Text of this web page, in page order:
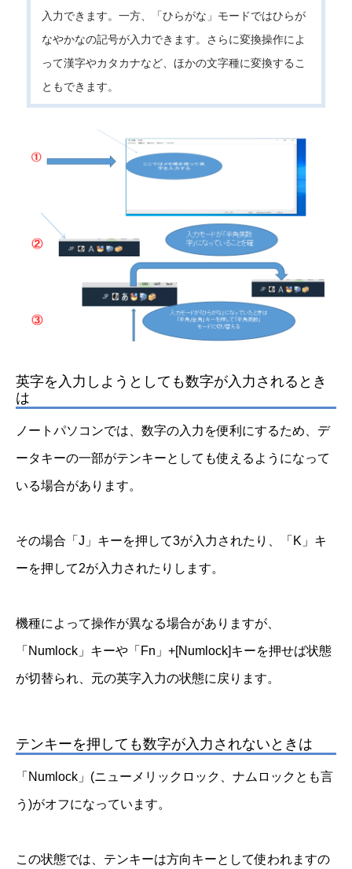
入力できます。一方、「ひらがな」モードではひらが
なやかなの記号が入力できます。さらに変換操作によ
って漢字やカタカナなど、ほかの文字種に変換するこ
ともできます。
英字を入力しようとしても数字が入力されるとき
は
ノートパソコンでは、数字の入力を便利にするため、デ
ータキーの一部がテンキーとしても使えるようになって
いる場合があります。
その場合「J」キーを押して3が入力されたり、「K」キ
ーを押して2が入力されたりします。
機種によって操作が異なる場合がありますが、
「Numlock」キーや「Fn」+[Numlock]キーを押せば状態
が切替られ、元の英字入力の状態に戻ります。
テンキーを押しても数字が入力されないときは
「Numlock」(ニューメリックロック、ナムロックとも言
う)がオフになっています。
この状態では、テンキーは方向キーとして使われますの